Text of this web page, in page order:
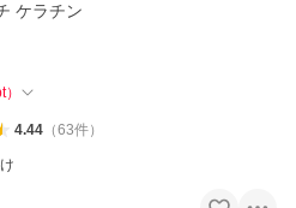
ケラチン
）
4.44（63件）